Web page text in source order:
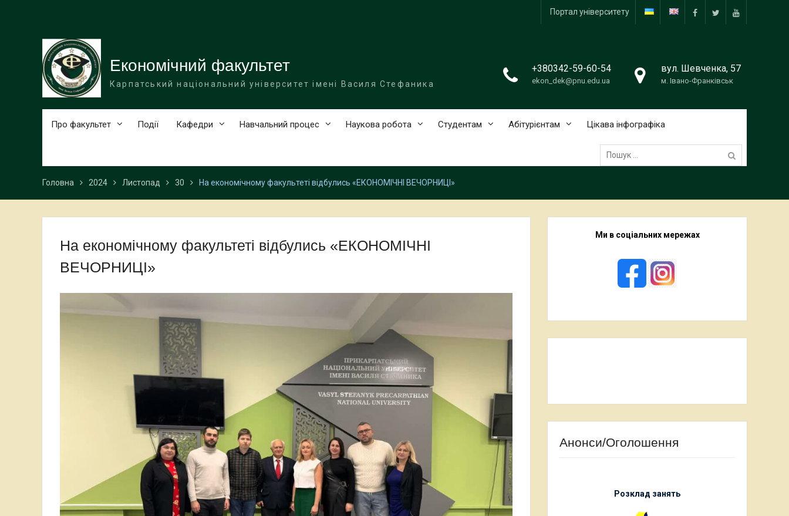
facebooktwitter YouTube
Портал університету
Економічний факультет
Карпатський національний університет імені Василя Стефаника
+380342-59-60-54
ekon_dek@pnu.edu.ua
вул. Шевченка, 57
м. Івано-Франківськ
Про факультет Події Кафедри Навчальний процес Наукова робота Студентам Абітурієнтам Цікава інфографіка
Пошук:
Головна 2024 Листопад 30 На економічному факультеті відбулись «ЕКОНОМІЧНІ ВЕЧОРНИЦІ»
На економічному факультеті відбулись «ЕКОНОМІЧНІ
ВЕЧОРНИЦІ»
Ми в соціальних мережах
Анонси/Оголошення
Розклад занять